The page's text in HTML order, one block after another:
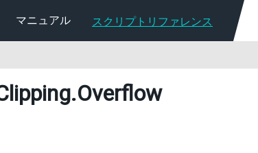
マニュアル スクリプトリファレンス
.Overflow